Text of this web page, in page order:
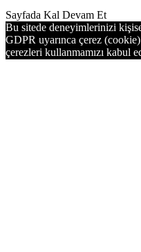
Sayfada Kal Devam Et
Bu sitede deneyimlerinizi
GDPR uyarınca çerez
çerezleri kullanmamızı kabul